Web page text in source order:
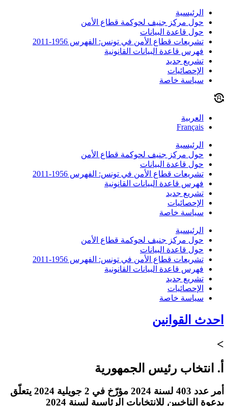
الرئيسية
حول مركز جنيف لحوكمة قطاع الأمن
حول قاعدة البيانات
تشريعات قطاع الأمن في تونس: الفهرس 1956-2011
فهرس قاعدة البيانات القانونية
تشريع جديد
الإحصائيات
سياسة خاصة
العربية
Français
الرئيسية
حول مركز جنيف لحوكمة قطاع الأمن
حول قاعدة البيانات
تشريعات قطاع الأمن في تونس: الفهرس 1956-2011
فهرس قاعدة البيانات القانونية
تشريع جديد
الإحصائيات
سياسة خاصة
الرئيسية
حول مركز جنيف لحوكمة قطاع الأمن
حول قاعدة البيانات
تشريعات قطاع الأمن في تونس: الفهرس 1956-2011
فهرس قاعدة البيانات القانونية
تشريع جديد
الإحصائيات
سياسة خاصة
احدث القوانين
>
أ. انتخاب رئيس الجمهورية
أمر عدد 403 لسنة 2024 مؤرّخ في 2 جويلية 2024 يتعلّق
بدعوة الناخبين للانتخابات الرئاسية لسنة 2024